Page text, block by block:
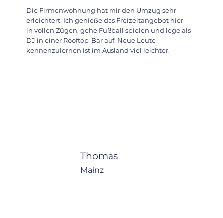
Die Firmenwohnung hat mir den Umzug sehr
erleichtert. Ich genieße das Freizeitangebot hier
in vollen Zügen, gehe Fußball spielen und lege als
DJ in einer Rooftop-Bar auf. Neue Leute
kennenzulernen ist im Ausland viel leichter.
Thomas
Mainz